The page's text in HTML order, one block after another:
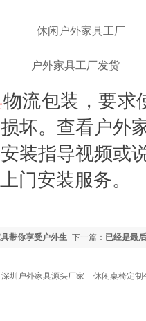
户外家具工厂发货
物流包装，要求
坏。查看户外
装指导视频或
门安装服务。
下一篇： 已经是最
带你享受户外生
深圳户外家具源头厂家 休闲桌椅定制